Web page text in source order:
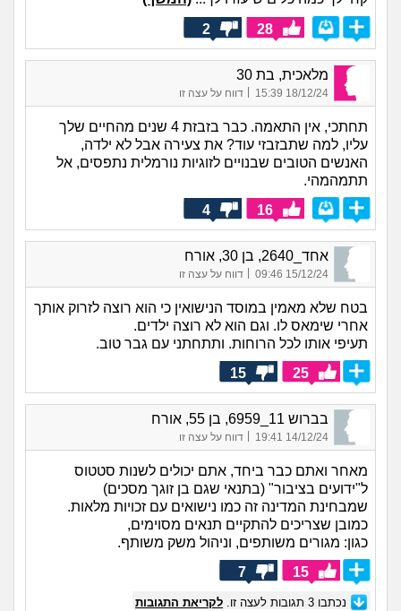
28
2
מלאכית, בת 30
18/12/24 15:39
| דווח על עצה זו
תחתכי, אין התאמה. כבר בזבזת 4 שנים מהחיים שלך
עליו, למה שתבזבזי עוד? את צעירה אבל לא ילדה,
האנשים הטובים שבנויים לזוגיות נורמלית נתפסים, אל
תתמהמהי.
16
4
אחד_2640, בן 30, אורח
15/12/24 09:46
| דווח על עצה זו
בטח שלא מאמין במוסד הנישואין כי הוא רוצה לזרוק אותך
אחרי שימאס לו. וגם הוא לא רוצה ילדים.
תעיפי אותו לכל הרוחות. ותתחתני עם גבר טוב.
25
15
בברוש 11_6959, בן 55, אורח
14/12/24 19:41 דווח על עצה זו
מאחר ואתם כבר ביחד, אתם יכולים לשנות סטטוס
ל"ידועים בציבור" (בתנאי שגם בן זוגך מסכים)
שמבחינת המדינה זה כמו נישואים עם זכויות מלאות.
כמובן שצריכים להתקיים תנאים מסוימים,
כגון: מגורים משותפים, וניהול משק משותף.
15
7
נכתבו 3 תגובות לעצה זו. לקריאת התגובות